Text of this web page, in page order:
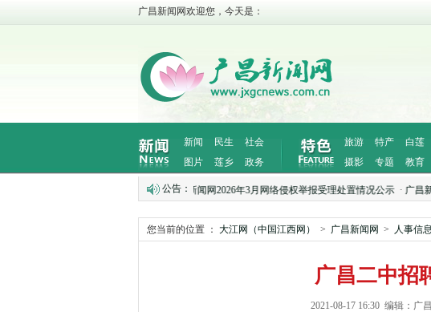
广昌新闻网欢迎您，今天是：
新闻 民生
社会
图片
莲乡 政务
旅游 特产
白莲
摄影
专题 教育
公告：
广昌新闻网2026年3月网络侵权举报受理处置情况公示·广昌新闻
您当前的位置 ： 大江网（中国江西网） > 广昌新闻网 > 人事信息
广昌二中招
2021-08-17 16:30 编辑：广